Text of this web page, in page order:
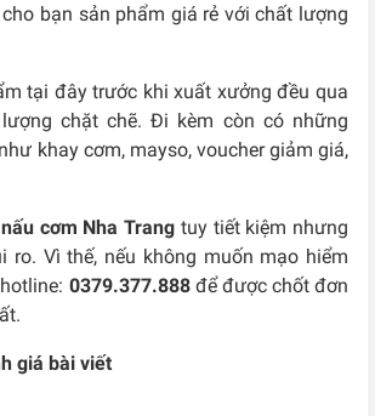
bạn sản phẩm giá rẻ với chất lượng
tại đây trước khi xuất xưởng đều qua
chặt chẽ. Đi kèm còn có những
khay cơm, mayso, voucher giảm giá,
cơm Nha Trang tuy tiết kiệm nhưng
ro. Vì thế, nếu không muốn mạo hiểm
0379.377.888để được chốt đơn
giá bài viết